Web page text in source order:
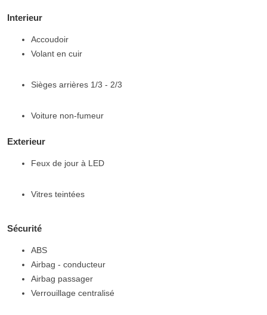
Interieur
Accoudoir
Volant en cuir
Sièges arrières 1/3 - 2/3
Voiture non-fumeur
Exterieur
Feux de jour à LED
Vitres teintées
Sécurité
ABS
Airbag - conducteur
Airbag passager
Verrouillage centralisé